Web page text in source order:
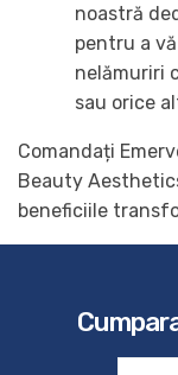
noastră
pentru a
nelămuriri
sau orice
Comandați
Beauty
beneficiile